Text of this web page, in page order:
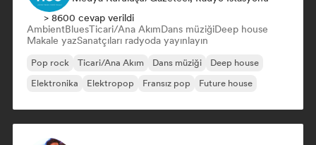
> 8600 cevap verildi
AmbientBluesTicari/Ana AkımDans müziğiDeep house
Makale yazSanatçıları radyoda yayınlayın
Pop rock Ticari/Ana Akım Dans müziği
Deep house
Elektronika
Elektropop Fransız pop Future house